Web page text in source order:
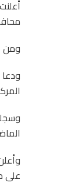
ومن
على